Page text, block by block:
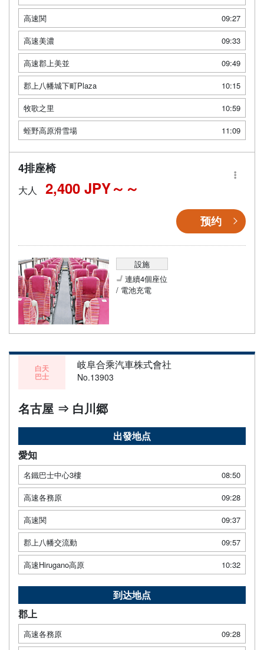
高速関
09:27
高速美濃
09:33
高速郡上美並
09:49
郡上八幡城下町Plaza
10:15
牧歌之里
10:59
蛭野高原滑雪場
11:09
4排座椅
大人 2,400 JPY～
预约
設施
連續4個座位
/ 電池充電
白天
巴士
岐阜合乘汽車株式會社
No.13903
名古屋 ⇒ 白川郷
出發地点
愛知
名鐵巴士中心3樓
08:50
高速各務原
09:28
高速関
09:37
郡上八幡交流動
09:57
高速Hirugano高原
10:32
到达地点
郡上
高速各務原
09:28